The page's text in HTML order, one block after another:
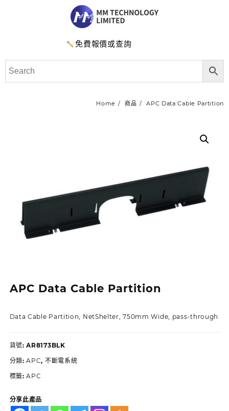
免費報價或查詢
Home 商品 APC Data Cable Partition
APC Data Cable Partition
Data Cable Partition, NetShelter, 750mm Wide, pass-through
貨號:AR8173BLK
分類:APC, 不斷電系統
標籤:APC
分享此產品